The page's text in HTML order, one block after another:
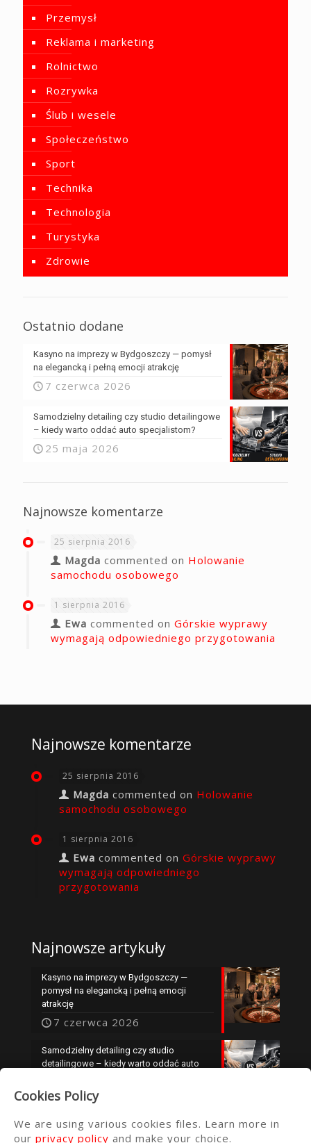
Przemysł
Reklama i marketing
Rolnictwo
Rozrywka
Ślub i wesele
Społeczeństwo
Sport
Technika
Technologia
Turystyka
Zdrowie
Ostatnio dodane
Kasyno na imprezy w Bydgoszczy — pomysł
na elegancką i pełną emocji atrakcję
7 czerwca 2026
Samodzielny detailing czy studio detailingowe
– kiedy warto oddać auto specjalistom?
25 maja 2026
Najnowsze komentarze
25 sierpnia 2016
Magda commented on Holowanie
samochodu osobowego
1 sierpnia 2016
Ewa commented on Górskie wyprawy
wymagają odpowiedniego przygotowania
Najnowsze komentarze
25 sierpnia 2016
Magda commented on Holowanie
samochodu osobowego
1 sierpnia 2016
Ewa commented on Górskie wyprawy
wymagają odpowiedniego
przygotowania
Najnowsze artykuły
Kasyno na imprezy w Bydgoszczy —
pomysł na elegancką i pełną emocji
atrakcję
7 czerwca 2026
Samodzielny detailing czy studio
detailingowe – kiedy warto oddać auto
25 maja 2026
Cookies Policy
We are using various cookies files. Learn more in
our privacy policy and make your choice.